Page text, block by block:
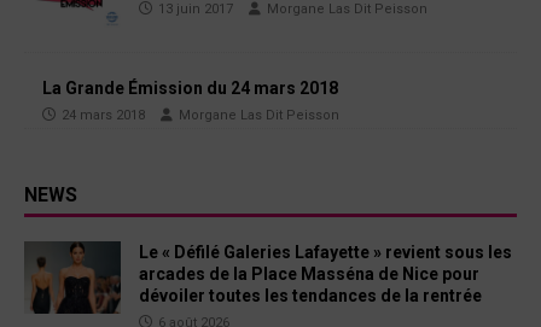
13 juin 2017 Morgane Las Dit Peisson
La Grande Émission du 24 mars 2018
24 mars 2018 Morgane Las Dit Peisson
NEWS
Le « Défilé Galeries Lafayette » revient sous les
arcades de la Place Masséna de Nice pour
dévoiler toutes les tendances de la rentrée
6 août 2026